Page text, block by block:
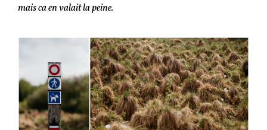
mais ca en valait la peine.